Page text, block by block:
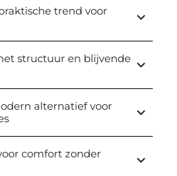
trend voor
keyboard_arrow_down
structuur en blijvende keyboard_arrow_down
alternatief voor
keyboard_arrow_down
comfort zonder
keyboard_arrow_down